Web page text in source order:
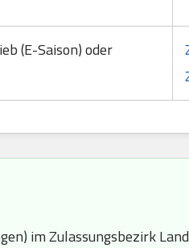
(E-Saison) oder
im Zulassungsbezirk